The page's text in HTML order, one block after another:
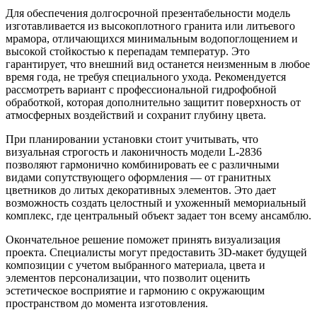
Для обеспечения долгосрочной презентабельности модель
изготавливается из высокоплотного гранита или литьевого
мрамора, отличающихся минимальным водопоглощением и
высокой стойкостью к перепадам температур. Это
гарантирует, что внешний вид останется неизменным в любое
время года, не требуя специального ухода. Рекомендуется
рассмотреть вариант с профессиональной гидрофобной
обработкой, которая дополнительно защитит поверхность от
атмосферных воздействий и сохранит глубину цвета.
При планировании установки стоит учитывать, что
визуальная строгость и лаконичность модели L-2836
позволяют гармонично комбинировать ее с различными
видами сопутствующего оформления — от гранитных
цветников до литых декоративных элементов. Это дает
возможность создать целостный и ухоженный мемориальный
комплекс, где центральный объект задает тон всему ансамблю.
Окончательное решение поможет принять визуализация
проекта. Специалисты могут предоставить 3D-макет будущей
композиции с учетом выбранного материала, цвета и
элементов персонализации, что позволит оценить
эстетическое восприятие и гармонию с окружающим
пространством до момента изготовления.